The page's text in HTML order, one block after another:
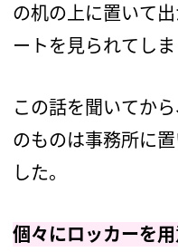
の机の上に置いて
ートを見られてしま
この話を聞いてか
のものは事務所に
した。
個々にロッカーを